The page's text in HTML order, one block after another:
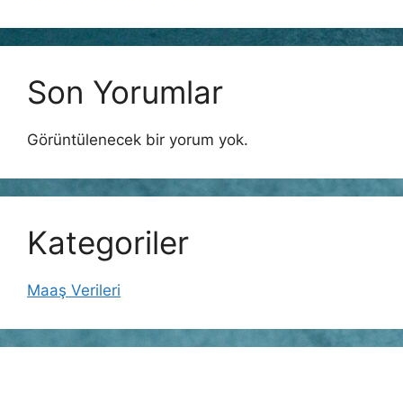
Son Yorumlar
Görüntülenecek bir yorum yok.
Kategoriler
Maaş Verileri